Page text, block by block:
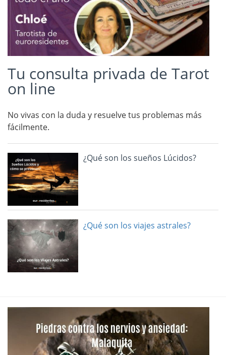
Tu consulta privada de Tarot
on line
No vivas con la duda y resuelve tus problemas más
fácilmente.
¿Qué son los sueños Lúcidos?
¿Qué son los viajes astrales?